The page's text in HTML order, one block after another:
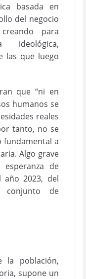
basada en
del negocio
para
ideológica,
las que luego
que “ni en
humanos se
reales
tanto, no se
fundamental a
Algo grave
de
2023, del
de
la población,
supone un